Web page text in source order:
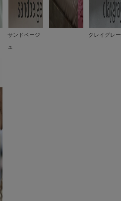
サンドベージ
ュ
クレイグレー